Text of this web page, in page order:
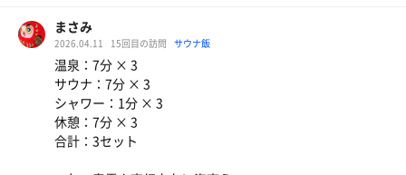
まさみ
2026.04.11 15回目の訪問 サウナ飯
温泉：7分 × 3
サウナ：7分 × 3
シャワー：1分 × 3
休憩：7分 × 3
合計：3セット